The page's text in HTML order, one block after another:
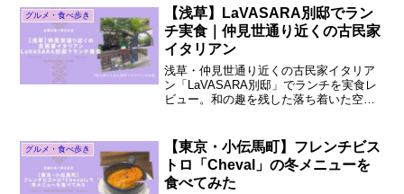
想を紹介しています。一度さわやかに行
ってみたい！と思っている人は参考にし
てくださいね。
グルメ・食べ歩き
【浅草】LaVASARA別邸でラン
チ実食｜仲見世通り近くの古民家
イタリアン
浅草・仲見世通り近くの古民家イタリア
ン「LaVASARA別邸」でランチを実食レ
ビュー。和の趣を残した落ち着いた空間
介します。観光地の喧騒を忘れさせてく
れるひとときを過ごせるので、浅草でゆ
っくりランチしたい方におすすめです。
グルメ・食べ歩き
【東京・小伝馬町】フレンチビス
トロ「Cheval」の冬メニューを
食べてみた